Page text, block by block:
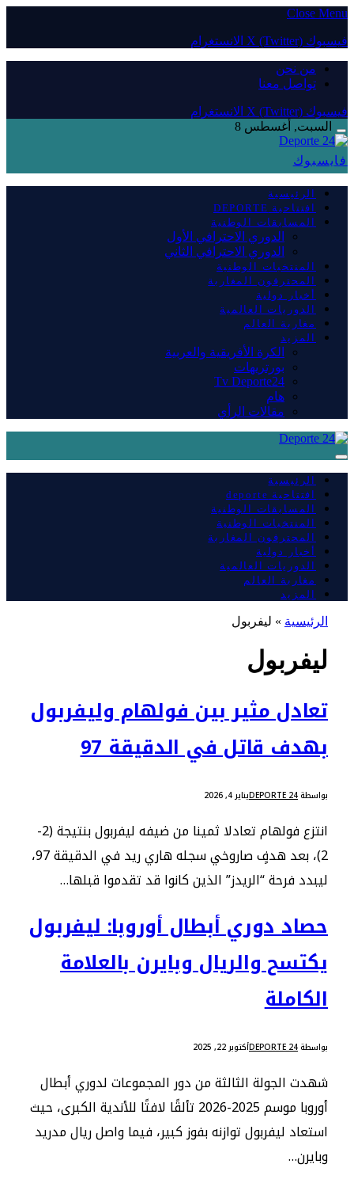
Close Menu
فيسبوك X (Twitter) الانستغرام
من نحن
تواصل معنا
فيسبوك X (Twitter) الانستغرام
السبت, أغسطس 8
فايسبوك
الرئيسية
افتتاحية DEPORTE
المسابقات الوطنية
الدوري الاحترافي الأول
الدوري الاحترافي الثاني
المنتخبات الوطنية
المحترفون المغاربة
أخبار دولية
الدوريات العالمية
مغاربة العالم
المزيد
الكرة الأفريقية والعربية
بورتريهات
Tv Deporte24
هام
مقالات الرأي
الرئيسية
افتتاحية deporte
المسابقات الوطنية
المنتخبات الوطنية
المحترفون المغاربة
أخبار دولية
الدوريات العالمية
مغاربة العالم
المزيد
الرئيسية » ليفربول
ليفربول
تعادل مثير بين فولهام وليفربول
بهدف قاتل في الدقيقة 97
بواسطةDEPORTE 24يناير 4, 2026
انتزع فولهام تعادلا ثمينا من ضيفه ليفربول بنتيجة (2-
2)، بعد هدفٍ صاروخي سجله هاري ريد في الدقيقة 97،
ليبدد فرحة “الريدز” الذين كانوا قد تقدموا قبلها…
حصاد دوري أبطال أوروبا: ليفربول
يكتسح والريال وبايرن بالعلامة
الكاملة
بواسطةDEPORTE 24أكتوبر 22, 2025
شهدت الجولة الثالثة من دور المجموعات لدوري أبطال
أوروبا موسم 2025-2026 تألقًا لافتًا للأندية الكبرى، حيث
استعاد ليفربول توازنه بفوز كبير، فيما واصل ريال مدريد
وبايرن…